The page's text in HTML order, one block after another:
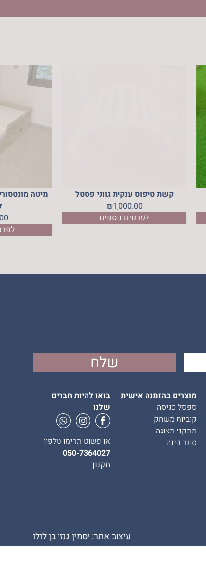
מיטה
קשת טיפוס ענקית גווני פסטל
₪1,000.00
לפרטים נוספים
מוצרים בהזמנה אישית
ספסל כניסה
קוביות משחק
מתקני תצוגה
סוגר פינה
בואו להיות חברים
שלנו
או פשוט תרימו טלפון
050-7364027
תקנון
עיצוב אתר: יסמין גנזי בן לולו